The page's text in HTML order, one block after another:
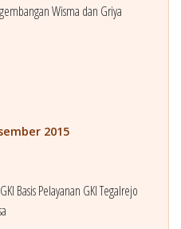
Wisma dan Griya
2015
Basis Pelayanan GKI Tegalrejo